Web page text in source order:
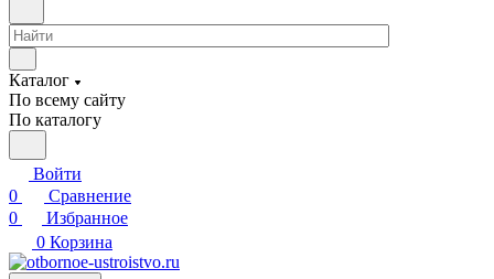
Каталог
По всему сайту
По каталогу
Войти
0
Сравнение
0
Избранное
0 Корзина